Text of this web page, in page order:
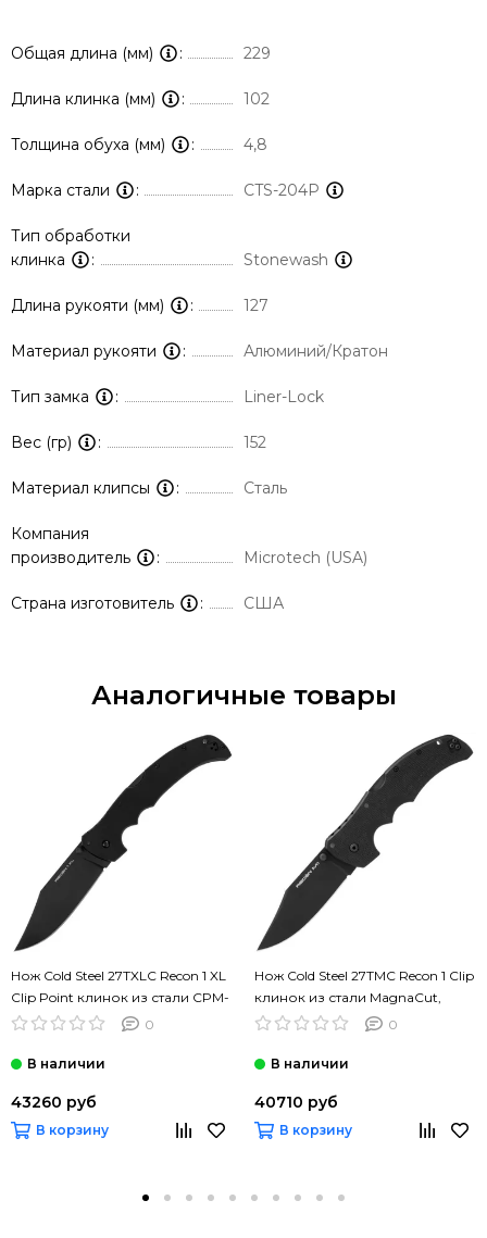
Общая длина (мм) 229
Длина клинка (мм) 102
Толщина обуха (мм) 4,8
Марка стали CTS-204P
Тип обработки
клинка
Stonewash
Длина рукояти (мм) 127
Материал рукояти Алюминий/Кратон
Тип замка Liner-Lock
Вес (гр) 152
Материал клипсы Сталь
Компания
производитель
Microtech (USA)
Страна изготовитель США
Аналогичные товары
Нож Cold Steel 27TXLC Recon 1 XL
Clip Point клинок из стали CPM-
XHP, рукоять G10
0
43260 руб
В корзину
Нож Cold Steel 27TMC Recon 1 Clip
клинок из стали MagnaCut,
рукоять G10
0
40710 руб
В корзину